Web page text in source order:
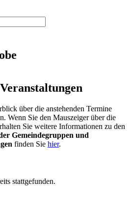
über die anstehenden Termine
Wenn Sie den Mauszeiger über die
Sie weitere Informationen zu den
Gemeindegruppen und
finden Sie hier.
stattgefunden.